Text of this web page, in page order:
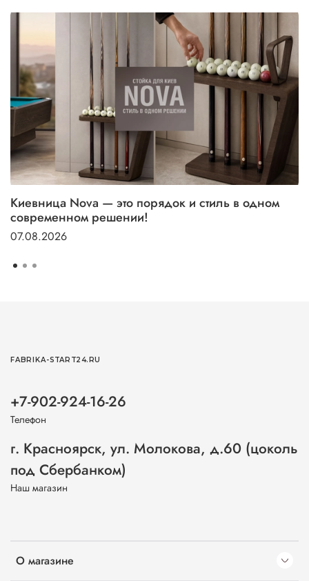
Киевница Nova — это порядок и стиль в одном
современном решении!
07.08.2026
О магазине
FABRIKA-START24.RU
+7-902-924-16-26
Телефон
г. Красноярск, ул. Молокова, д.60 (цоколь
под Сбербанком)
Наш магазин